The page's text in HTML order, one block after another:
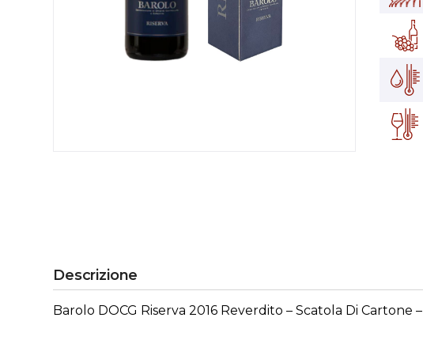
Descrizione
Barolo DOCG Riserva 2016 Reverdito – Scatola Di Cartone –